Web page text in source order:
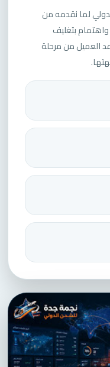
لما نقدمه من
بتغليف
العميل من مرحلة